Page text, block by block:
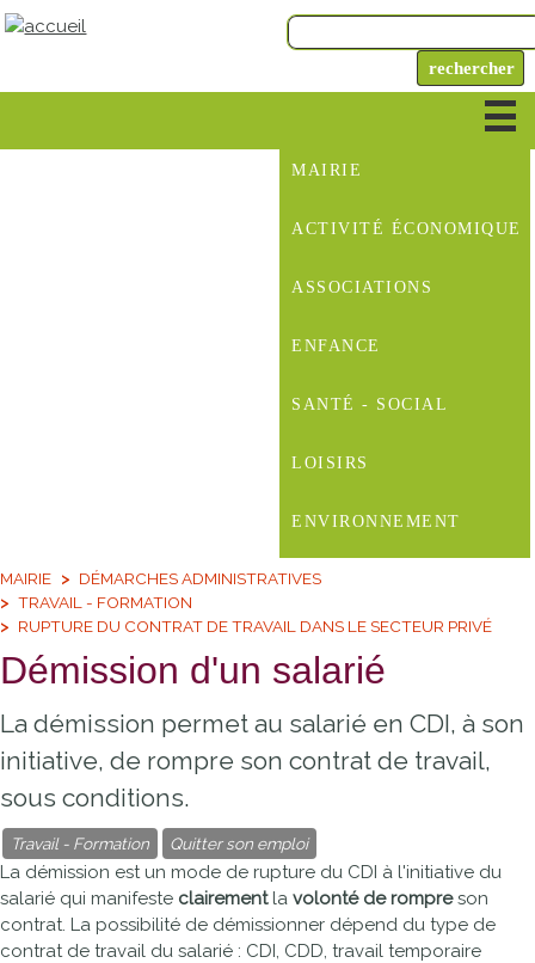
MAIRIE
ACTIVITÉ ÉCONOMIQUE
ASSOCIATIONS
ENFANCE
SANTÉ - SOCIAL
LOISIRS
ENVIRONNEMENT
MAIRIE
DÉMARCHES ADMINISTRATIVES
TRAVAIL - FORMATION
RUPTURE DU CONTRAT DE TRAVAIL DANS LE SECTEUR PRIVÉ
Démission d'un salarié
La démission permet au salarié en CDI, à son
initiative, de rompre son contrat de travail,
sous conditions.
Travail - Formation Quitter son emploi
La démission est un mode de rupture du CDI à l'initiative du
salarié qui manifeste clairementla volonté de rompreson
contrat. La possibilité de démissionner dépend du type de
contrat de travail du salarié : CDI, CDD, travail temporaire